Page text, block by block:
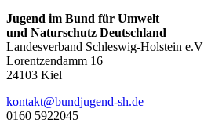
Jugend im Bund für Umwelt
und Naturschutz Deutschland
Landesverband Schleswig-Holstein e.V
Lorentzendamm 16
24103 Kiel
ed.hs-dnegujdnub@tkatnok
0160 5922045